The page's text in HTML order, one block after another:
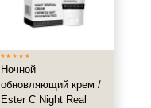
Ночной
обновляющий крем /
Ester C Night Real